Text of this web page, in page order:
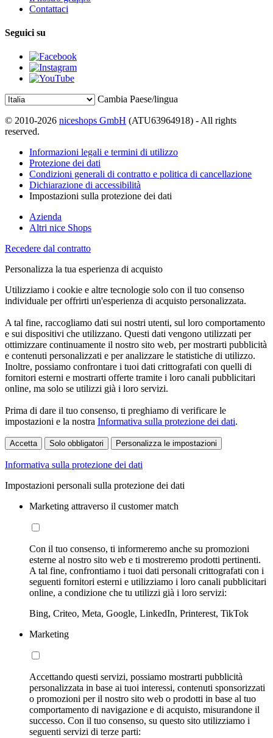
Contattaci
Seguici su
Cambia Paese/lingua
© 2010-2026 niceshops GmbH (ATU63964918) - All rights
reserved.
Informazioni legali e termini di utilizzo
Protezione dei dati
Condizioni generali di contratto e politica di cancellazione
Dichiarazione di accessibilità
Impostazioni sulla protezione dei dati
Azienda
Altri nice Shops
Recedere dal contratto
Personalizza la tua esperienza di acquisto
Utilizziamo i cookie e altre tecnologie solo con il tuo consenso
individuale per offrirti un'esperienza di acquisto personalizzata.
A tal fine, raccogliamo dati sui nostri utenti, sul loro comportamento
e sui dispositivi che utilizzano. Questi dati vengono utilizzati per
ottimizzare continuamente il nostro sito web, per mostrarti pubblicità
e contenuti personalizzati e per analizzare le statistiche di utilizzo.
Inoltre, possiamo confrontare i tuoi dati crittografati con quelli di
fornitori esterni e mostrarti offerte tramite i loro canali pubblicitari
online, ma solo se utilizzi già i loro servizi.
Prima di dare il tuo consenso, ti preghiamo di verificare le
impostazioni e la nostra Informativa sulla protezione dei dati.
Accetta Solo obbligatori Personalizza le impostazioni
Informativa sulla protezione dei dati
Impostazioni personali sulla protezione dei dati
Marketing attraverso il customer match
Con il tuo consenso, ti informeremo anche su promozioni
esterne al nostro sito web e ti mostreremo prodotti pertinenti.
A tal fine, confrontiamo i tuoi dati personali crittografati con i
seguenti fornitori esterni e utilizziamo i loro canali pubblicitari
online, a condizione che tu utilizzi già i loro servizi:
Bing, Criteo, Meta, Google, LinkedIn, Printerest, TikTok
Marketing
Accettando questi servizi, possiamo mostrarti pubblicità
personalizzata in base ai tuoi interessi, contenuti sponsorizzati
o promozioni per il nostro sito web o prodotti in base al tuo
comportamento di navigazione e di acquisto, misurandone il
successo. Con il tuo consenso, su questo sito utilizziamo i
seguenti servizi di terze parti: